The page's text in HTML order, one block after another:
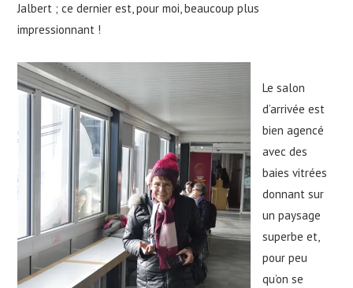
Jalbert ; ce dernier est, pour moi, beaucoup plus
impressionnant !
Le salon
d’arrivée est
bien agencé
avec des
baies vitrées
donnant sur
un paysage
superbe et,
pour peu
qu’on se